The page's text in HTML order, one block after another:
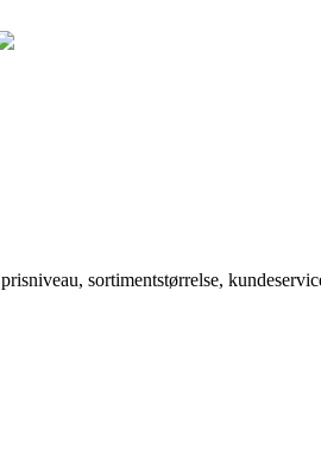
sortimentstørrelse,